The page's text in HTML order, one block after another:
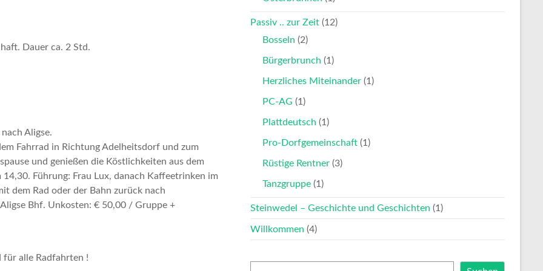
Dauer ca. 2 Std.
Aligse.
Fahrrad in Richtung Adelheitsdorf und zum
und genießen die Köstlichkeiten aus dem
Führung: Frau Lux, danach Kaffeetrinken im
dem Rad oder der Bahn zurück nach
Bhf. Unkosten: € 50,00 / Gruppe +
für alle Radfahrten !
Passiv .. zur Zeit (12)
Bosseln (2)
Bürgerbrunch (1)
Herzliches Miteinander (1)
PC-AG (1)
Plattdeutsch (1)
Pro-Dorfgemeinschaft (1)
Rüstige Rentner (3)
Tanzgruppe (1)
Steinwedel – Geschichte und Geschichten (1)
Willkommen (4)